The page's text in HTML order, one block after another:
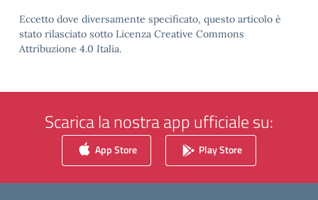
Eccetto dove diversamente specificato, questo articolo è
stato rilasciato sotto Licenza Creative Commons
Attribuzione 4.0 Italia.
Scarica la nostra app ufficiale su:
App Store Play Store